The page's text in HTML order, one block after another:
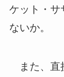
ケット・サ
ないか。
また、直